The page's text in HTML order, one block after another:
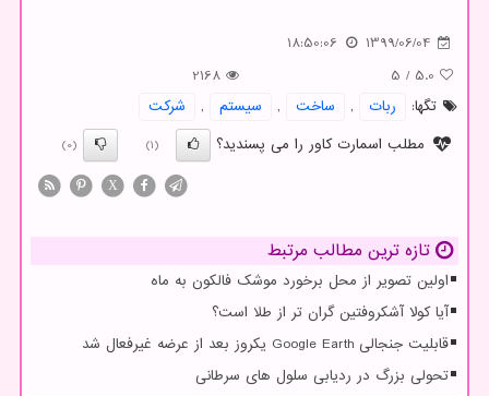
1399/06/04
18:50:06
5.0
/
5
2168
تگها:
ربات , ساخت , سیستم ,
شركت
مطلب اسمارت کاور را می پسندید؟
(1)
(0)
X
تازه ترین مطالب مرتبط
اولین تصویر از محل برخورد موشک فالکون به ماه
آیا کولا آشکروفتین گران تر از طلا است؟
قابلیت جنجالی Google Earth یکروز بعد از عرضه غیرفعال شد
تحولی بزرگ در ردیابی سلول های سرطانی